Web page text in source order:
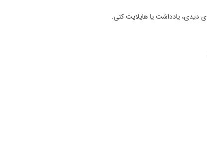
دیدی، یادداشت یا هایلایت کنی.